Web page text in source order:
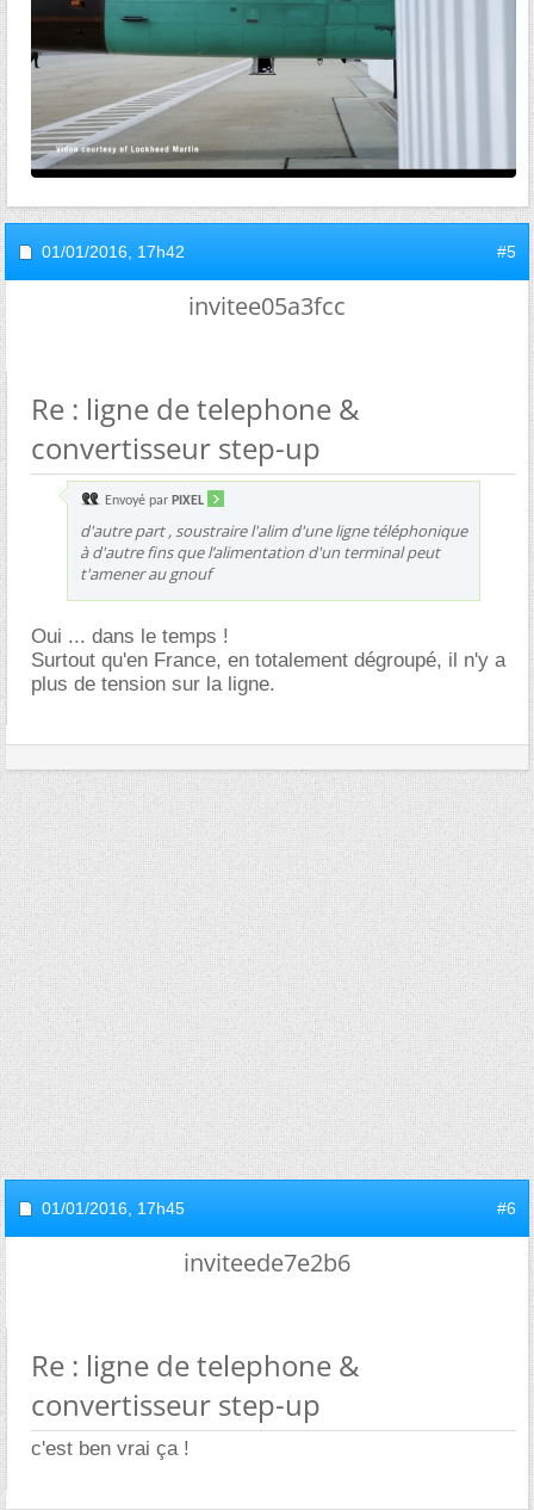
01/01/2016, 17h42 #5
invitee05a3fcc
Re : ligne de telephone &
convertisseur step-up
Envoyé par PIXEL
d'autre part , soustraire l'alim d'une ligne téléphonique
à d'autre fins que l’alimentation d'un terminal peut
t'amener au gnouf
Oui ... dans le temps !
Surtout qu'en France, en totalement dégroupé, il n'y a
plus de tension sur la ligne.
01/01/2016, 17h45 #6
inviteede7e2b6
Re : ligne de telephone &
convertisseur step-up
c'est ben vrai ça !